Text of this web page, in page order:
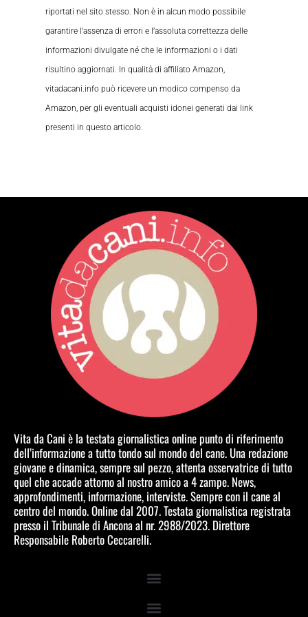
riportati nel sito stesso. Non è in alcun modo possibile
garantire l’assenza di errori e l’assoluta correttezza delle
informazioni divulgate né che le informazioni o i dati
risultino aggiornati. In qualità di affiliato Amazon,
vitadacani.info può ricevere un modico compenso da
Amazon, per gli eventuali acquisti idonei generati dai link
presenti in questo articolo.
Vita da Cani è la testata giornalistica online punto di riferimento
dell’informazione a tutto tondo sul mondo del cane. Una redazione
giovane e dinamica, sempre sul pezzo, attenta osservatrice di tutto
quel che accade attorno al nostro amico a 4 zampe. News,
approfondimenti, informazione, interviste. Sempre con il cane al
centro del mondo. Online dal 2007. Testata giornalistica registrata
presso il Tribunale di Ancona al nr. 2988/2023. Direttore
Responsabile Roberto Ceccarelli.